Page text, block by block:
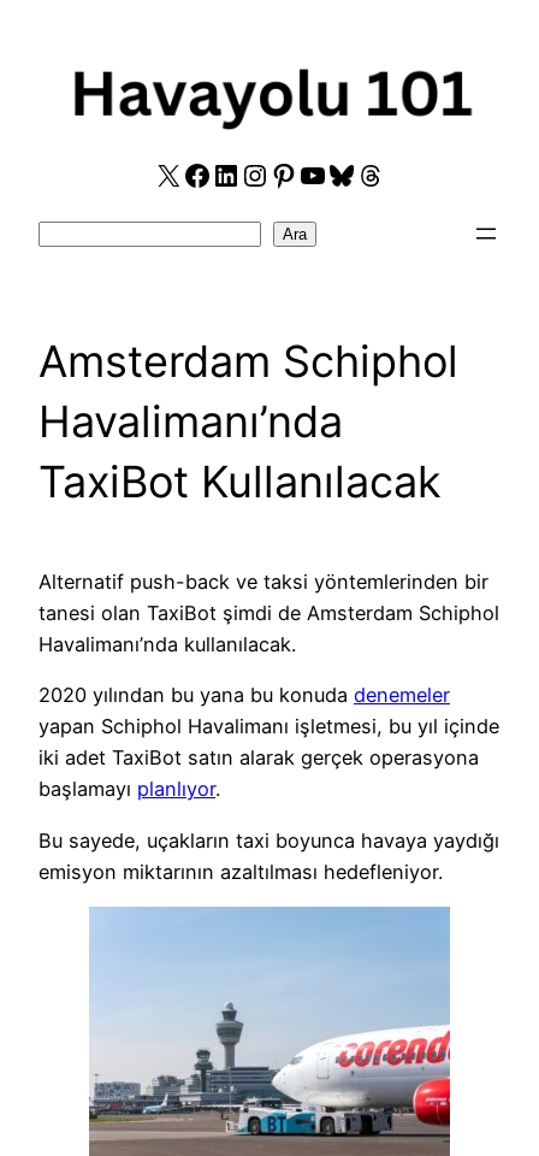
X Facebook
LinkedIn
Instagram
Pinterest
YouTube
Bluesky
Threads
Ara
Amsterdam Schiphol
Havalimanı’nda
TaxiBot Kullanılacak
Alternatif push-back ve taksi yöntemlerinden bir
tanesi olan TaxiBot şimdi de Amsterdam Schiphol
Havalimanı’nda kullanılacak.
2020 yılından bu yana bu konuda denemeler
yapan Schiphol Havalimanı işletmesi, bu yıl içinde
iki adet TaxiBot satın alarak gerçek operasyona
başlamayı planlıyor.
Bu sayede, uçakların taxi boyunca havaya yaydığı
emisyon miktarının azaltılması hedefleniyor.